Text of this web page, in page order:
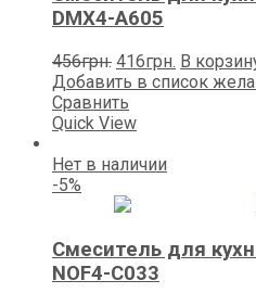
DMX4-A605
456грн. Первоначальная
цена
составляла
456грн..
416грн. Текущая
цена:
В
Добавить в список
Сравнить
Quick View
Нет в наличии
-5%
Смеситель для
NOF4-C033